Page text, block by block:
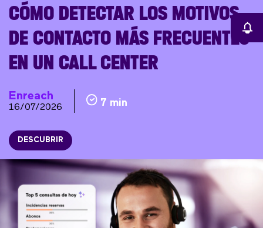
CÓMO DETECTAR LOS MOTIVOS
DE CONTACTO MÁS FRECUENTES
EN UN CALL CENTER
Enreach
16/07/2026 7 min
DESCUBRIR